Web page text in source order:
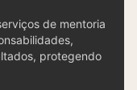
de mentoria
protegendo